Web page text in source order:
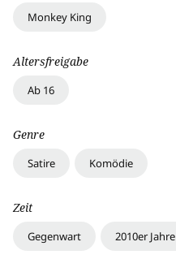
Monkey King
Altersfreigabe
Ab 16
Genre
Satire Komödie
Zeit
Gegenwart 2010er Jahre